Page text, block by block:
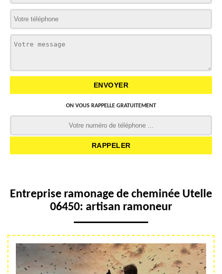
ON VOUS RAPPELLE GRATUITEMENT
Entreprise ramonage de cheminée Utelle
06450: artisan ramoneur